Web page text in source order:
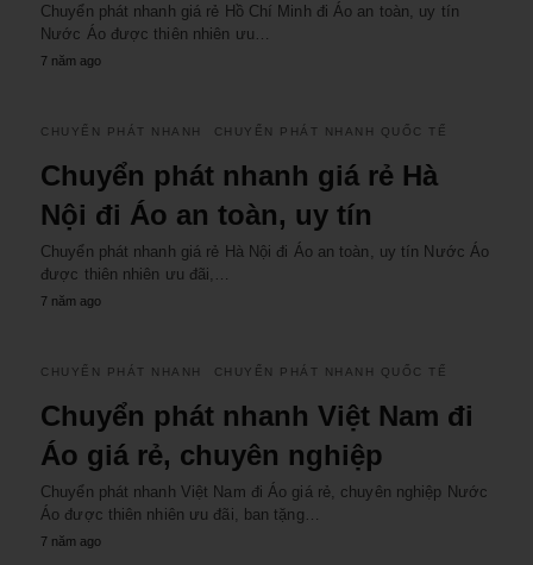
Chuyển phát nhanh giá rẻ Hồ Chí Minh đi Áo an toàn, uy tín
Nước Áo được thiên nhiên ưu…
7 năm ago
CHUYỂN PHÁT NHANH CHUYỂN PHÁT NHANH QUỐC TẾ
Chuyển phát nhanh giá rẻ Hà
Nội đi Áo an toàn, uy tín
Chuyển phát nhanh giá rẻ Hà Nội đi Áo an toàn, uy tín Nước Áo
được thiên nhiên ưu đãi,…
7 năm ago
CHUYỂN PHÁT NHANH CHUYỂN PHÁT NHANH QUỐC TẾ
Chuyển phát nhanh Việt Nam đi
Áo giá rẻ, chuyên nghiệp
Chuyển phát nhanh Việt Nam đi Áo giá rẻ, chuyên nghiệp Nước
Áo được thiên nhiên ưu đãi, ban tặng…
7 năm ago